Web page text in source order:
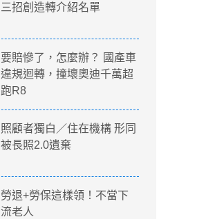
三招創造轉介紹名單
要賠慘了，怎麼辦？ 國產車
違規迴轉，撞壞奧迪千萬超
跑R8
照顧者獨白／住在機構 形同
被長照2.0遺棄
勞退+勞保這樣領！不當下
流老人